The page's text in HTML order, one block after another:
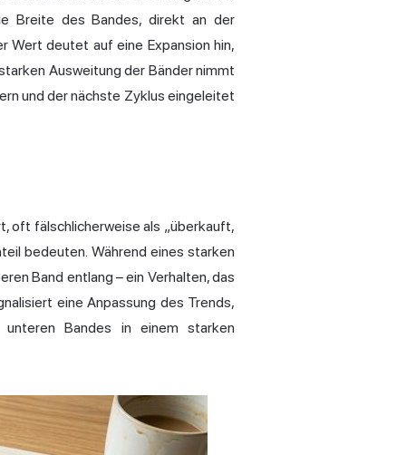
Breite des Bandes, direkt an der
Wert deutet auf eine Expansion hin,
Ausweitung der Bänder nimmt
und der nächste Zyklus eingeleitet
oft fälschlicherweise als „überkauft,
bedeuten. Während eines starken
Band entlang – ein Verhalten, das
eine Anpassung des Trends,
Bandes in einem starken